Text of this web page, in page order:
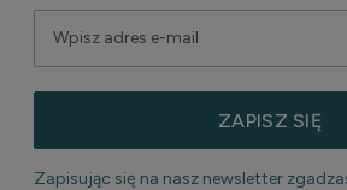
ZAPISZ SIĘ
Zapisując się na nasz newsletter